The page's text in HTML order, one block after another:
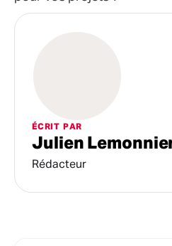
ÉCRIT PAR
Julien
Rédacteur